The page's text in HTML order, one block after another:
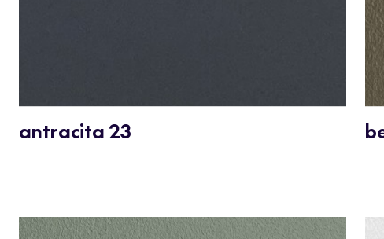
antracita 23